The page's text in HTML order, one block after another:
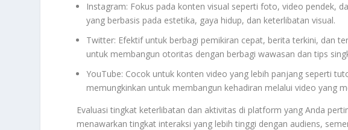
Instagram: Fokus pada konten visual seperti foto, video pendek,
yang berbasis pada estetika, gaya hidup, dan keterlibatan visual.
Twitter: Efektif untuk berbagi pemikiran cepat, berita terkini, dan
untuk membangun otoritas dengan berbagi wawasan dan tips
YouTube: Cocok untuk konten video yang lebih panjang seperti
memungkinkan untuk membangun kehadiran melalui video yang
Evaluasi tingkat keterlibatan dan aktivitas di platform yang Anda
menawarkan tingkat interaksi yang lebih tinggi dengan audiens,